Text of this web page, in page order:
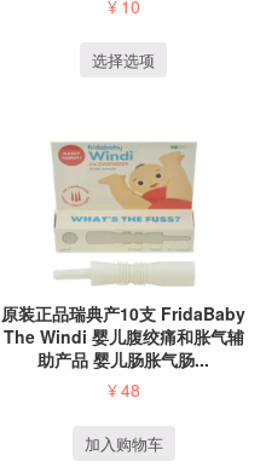
¥ 10
选择选项
原装正品瑞典产10支 FridaBaby
The Windi 婴儿腹绞痛和胀气辅
助产品 婴儿肠胀气肠...
¥48
加入购物车